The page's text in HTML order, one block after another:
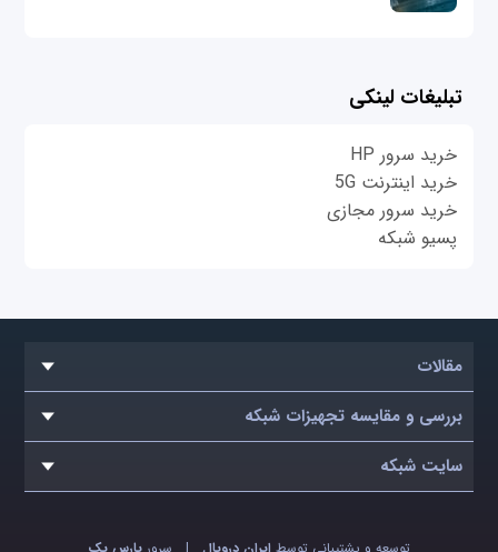
تبلیغات لینکی
خرید سرور HP
خرید اینترنت 5G
خرید سرور مجازی
پسیو شبکه
مقالات
بررسی و مقایسه تجهیزات شبکه
سایت شبکه